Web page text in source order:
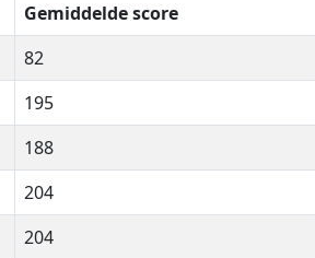
Gemiddelde score
82
195
188
204
204